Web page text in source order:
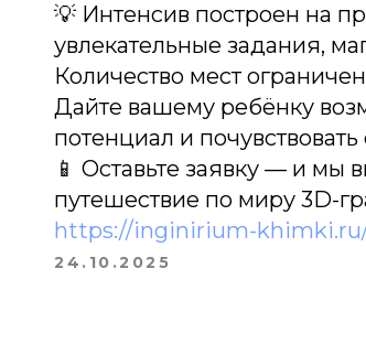
💡 Интенсив построен на
увлекательные задания,
Количество мест
Дайте вашему ребёнку
потенциал и
📱 Оставьте заявку — и мы
путешествие по миру 3D-
https://inginirium-
24.10.2025